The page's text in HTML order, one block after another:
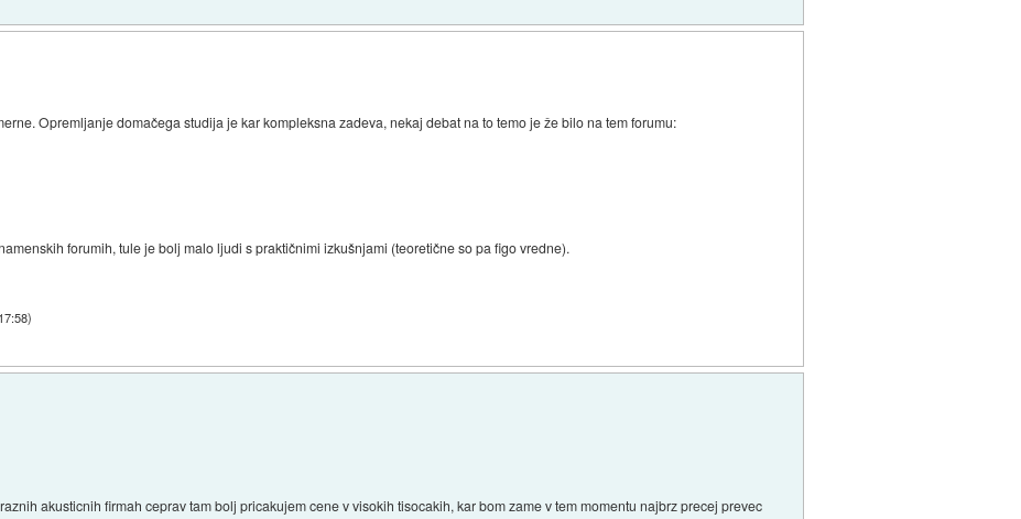
Opremljanje domačega studija je kar kompleksna zadeva, nekaj debat na to temo je že bilo na tem forumu:
forumih, tule je bolj malo ljudi s praktičnimi izkušnjami (teoretične so pa figo vredne).
)
akusticnih firmah ceprav tam bolj pricakujem cene v visokih tisocakih, kar bom zame v tem momentu najbrz precej prevec